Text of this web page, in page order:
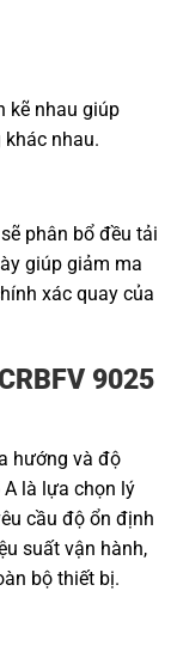
kẽ nhau giúp
nhau.
phân bổ đều tải
giúp giảm ma
xác quay của
9025
hướng và độ
A là lựa chọn lý
cầu độ ổn định
suất vận hành,
bộ thiết bị.